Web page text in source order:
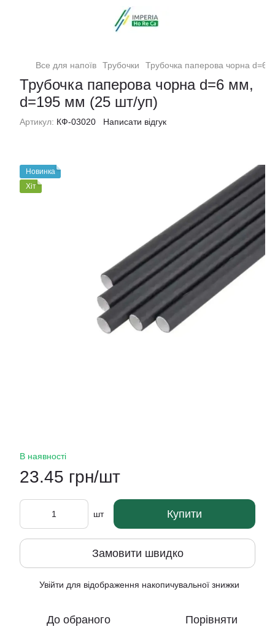
Все для напоїв Трубочки Трубочка паперова чорна
Трубочка паперова чорна d=6 мм,
d=195 мм (25 шт/уп)
Артикул: КФ-03020 Написати відгук
Новинка
Хіт
В наявності
23.45 грн/шт
шт Купити
Замовити швидко
Увійти для відображення накопичувальної знижки
До обраного Порівняти